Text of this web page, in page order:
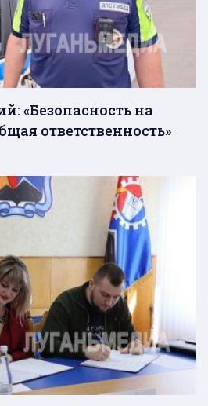
«Безопасность на
ответственность»